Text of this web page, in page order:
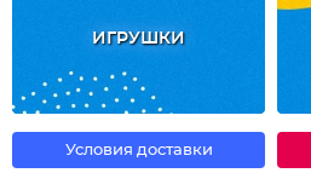
ИГРУШКИ
Условия доставки